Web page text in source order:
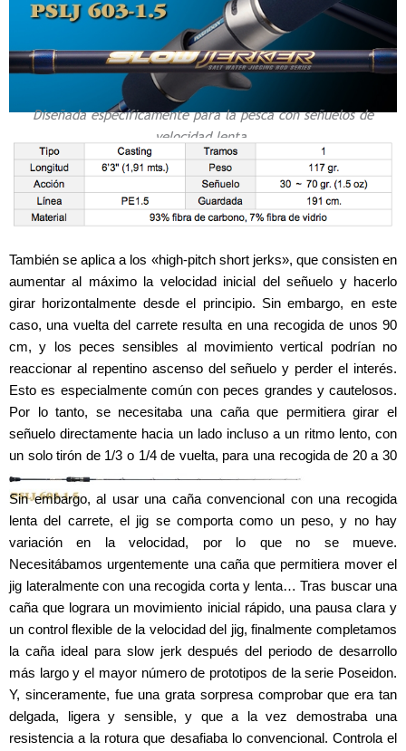
Diseñada específicamente para la pesca con señuelos de
velocidad lenta.
También se aplica a los «high-pitch short jerks», que consisten en
aumentar al máximo la velocidad inicial del señuelo y hacerlo
girar horizontalmente desde el principio. Sin embargo, en este
caso, una vuelta del carrete resulta en una recogida de unos 90
cm, y los peces sensibles al movimiento vertical podrían no
reaccionar al repentino ascenso del señuelo y perder el interés.
Esto es especialmente común con peces grandes y cautelosos.
Por lo tanto, se necesitaba una caña que permitiera girar el
señuelo directamente hacia un lado incluso a un ritmo lento, con
un solo tirón de 1/3 o 1/4 de vuelta, para una recogida de 20 a 30
cm.
Sin embargo, al usar una caña convencional con una recogida
lenta del carrete, el jig se comporta como un peso, y no hay
variación en la velocidad, por lo que no se mueve.
Necesitábamos urgentemente una caña que permitiera mover el
jig lateralmente con una recogida corta y lenta… Tras buscar una
caña que lograra un movimiento inicial rápido, una pausa clara y
un control flexible de la velocidad del jig, finalmente completamos
la caña ideal para slow jerk después del periodo de desarrollo
más largo y el mayor número de prototipos de la serie Poseidon.
Y, sinceramente, fue una grata sorpresa comprobar que era tan
delgada, ligera y sensible, y que a la vez demostraba una
resistencia a la rotura que desafiaba lo convencional. Controla el